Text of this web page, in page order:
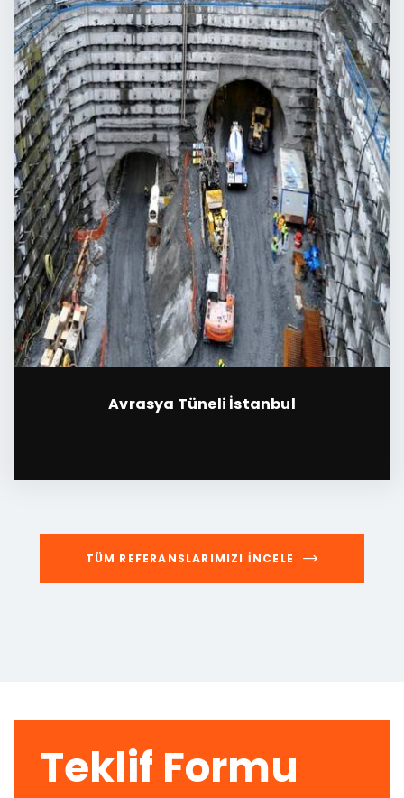
Avrasya Tüneli İstanbul
TÜM REFERANSLARIMIZI İNCELE
Teklif Formu